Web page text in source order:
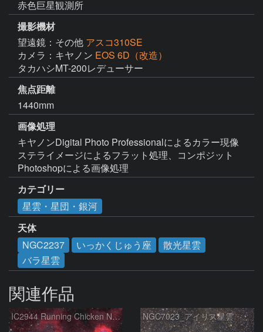
赤色巨星観測所
撮影機材
望遠鏡：その他 アスコ310SE
カメラ：キヤノン EOS 6D（改造）
タカハシMT-200レデューサー
焦点距離
1440mm
画像処理
キヤノンDigital Photo Professionalによるカラー現像
ステライメージによるフラット処理、コンポジット
Photoshopによる画像処理
カテゴリー
星雲・星団・銀河
天体
NGC2237
いっかくじゅう座
散光星雲
バラ星雲
関連作品
IC2944 Running Chicken Nebula NGC7023_アイリス星雲